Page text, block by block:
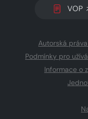
VOP
Autorská
Podmínky pro
Informace o